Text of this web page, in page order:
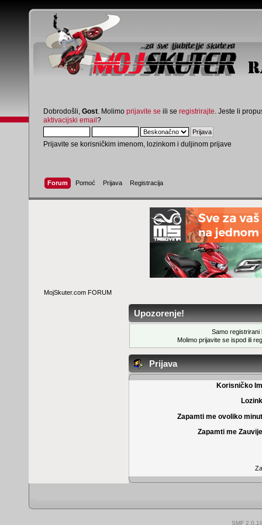
Dobrodošli, Gost . Molimo prijavite se ili se registrirajte . Jeste li
aktivacijski email?
Prijavite se korisničkim imenom, lozinkom i duljinom prijave
Forum Pomoć Prijava Registracija
MojSkuter.com FORUM
Upozorenje!
Samo registrirani
Molimo prijavite se ispod ili
Prijava
Korisničko
Zapamti me ovoliko
Zapamti me
SMF